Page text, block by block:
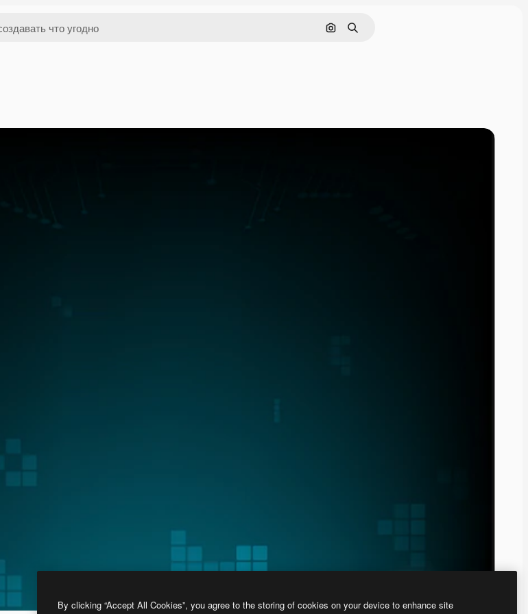
Поиск по изображению
Поиск
By clicking “Accept All Cookies”, you agree to the storing of cookies on your device to enhance site